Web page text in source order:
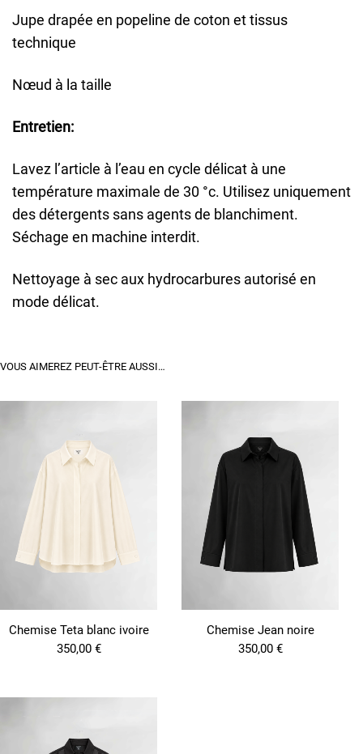
Jupe drapée en popeline de coton et tissus
technique
Nœud à la taille
Entretien:
Lavez l’article à l’eau en cycle délicat à une
température maximale de 30 °c. Utilisez uniquement
des détergents sans agents de blanchiment.
Séchage en machine interdit.
Nettoyage à sec aux hydrocarbures autorisé en
mode délicat.
VOUS AIMEREZ PEUT-ÊTRE AUSSI…
Chemise Teta blanc ivoire
350,00 €
Chemise Jean noire
350,00 €